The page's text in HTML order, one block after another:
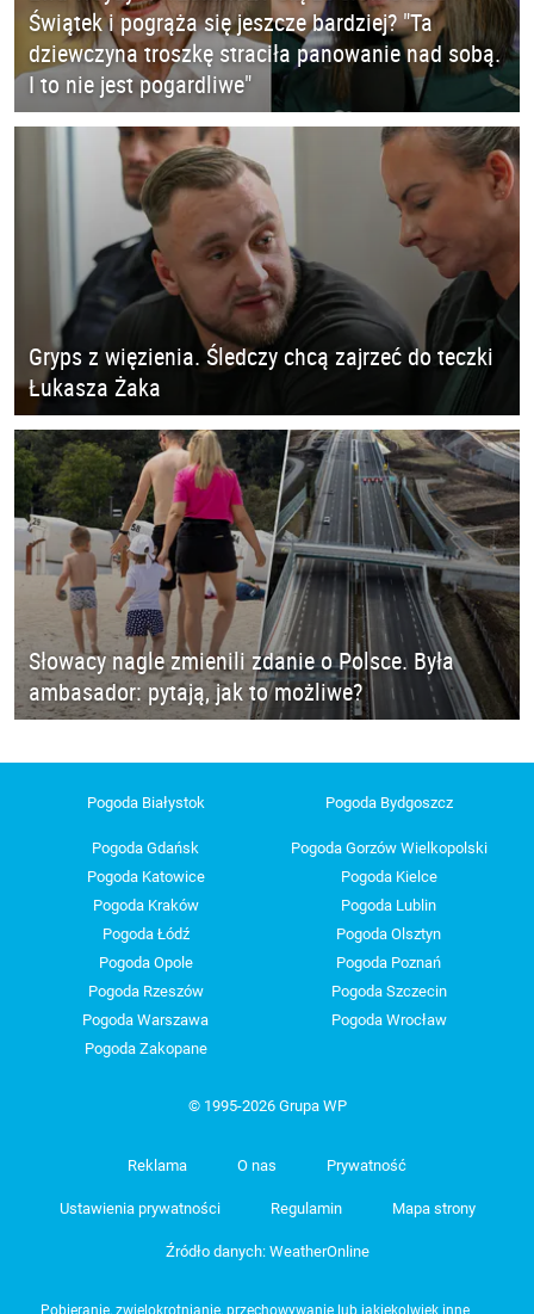
Świątek i pogrąża się jeszcze bardziej? "Ta
dziewczyna troszkę straciła panowanie nad sobą.
I to nie jest pogardliwe"
Gryps z więzienia. Śledczy chcą zajrzeć do teczki
Łukasza Żaka
Słowacy nagle zmienili zdanie o Polsce. Była
ambasador: pytają, jak to możliwe?
Pogoda Białystok Pogoda Bydgoszcz
Pogoda Gdańsk
Pogoda Gorzów Wielkopolski
Pogoda Katowice
Pogoda Kielce
Pogoda Kraków
Pogoda Lublin
Pogoda Łódź
Pogoda Olsztyn
Pogoda Opole
Pogoda Poznań
Pogoda Rzeszów
Pogoda Szczecin
Pogoda Warszawa
Pogoda Wrocław
Pogoda Zakopane
© 1995-2026 Grupa WP
Reklama O nas Prywatność
Ustawienia prywatności Regulamin Mapa strony
Źródło danych: WeatherOnline
Pobieranie, zwielokrotnianie, przechowywanie lub jakiekolwiek inne